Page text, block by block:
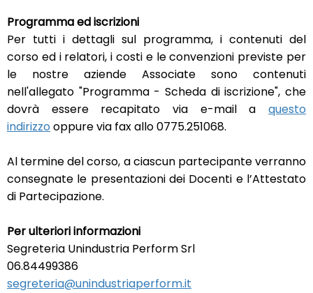
Programma ed iscrizioni
Per tutti i dettagli sul programma, i contenuti del
corso ed i relatori, i costi e le convenzioni previste per
le nostre aziende Associate sono contenuti
nell'allegato "Programma - Scheda di iscrizione", che
dovrà essere recapitato via e-mail a questo
indirizzo oppure via fax allo 0775.251068.
Al termine del corso, a ciascun partecipante verranno
consegnate le presentazioni dei Docenti e l’Attestato
di Partecipazione.
Per ulteriori informazioni
Segreteria Unindustria Perform Srl
06.84499386
segreteria@unindustriaperform.it